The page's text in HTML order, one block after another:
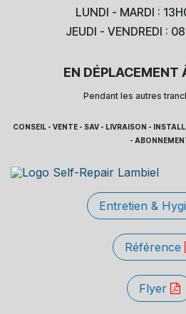
LUNDI - MARDI :
JEUDI - VENDREDI :
EN DÉPLACEMENT
Pendant les autres
CONSEIL - VENTE - SAV - LIVRAISON -
-
Entretien &
Référence
Flyer